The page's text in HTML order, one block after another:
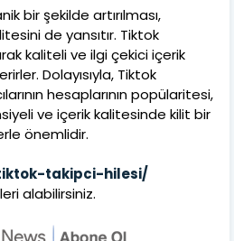
bir şekilde artırılması,
de yansıtır. Tiktok
kaliteli ve ilgi çekici içerik
Dolayısıyla, Tiktok
hesaplarının popülaritesi,
ve içerik kalitesinde kilit bir
önemlidir.
takipci-hilesi/
alabilirsiniz.